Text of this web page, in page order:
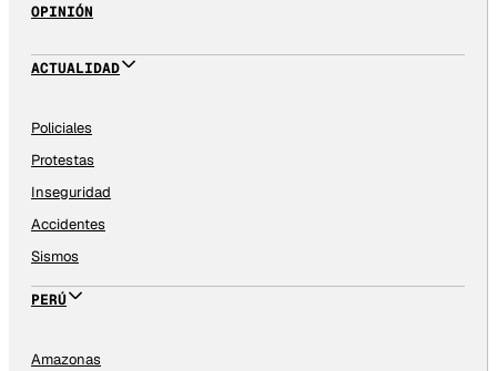
OPINIÓN
ACTUALIDAD
Policiales
Protestas
Inseguridad
Accidentes
Sismos
PERÚ
Amazonas